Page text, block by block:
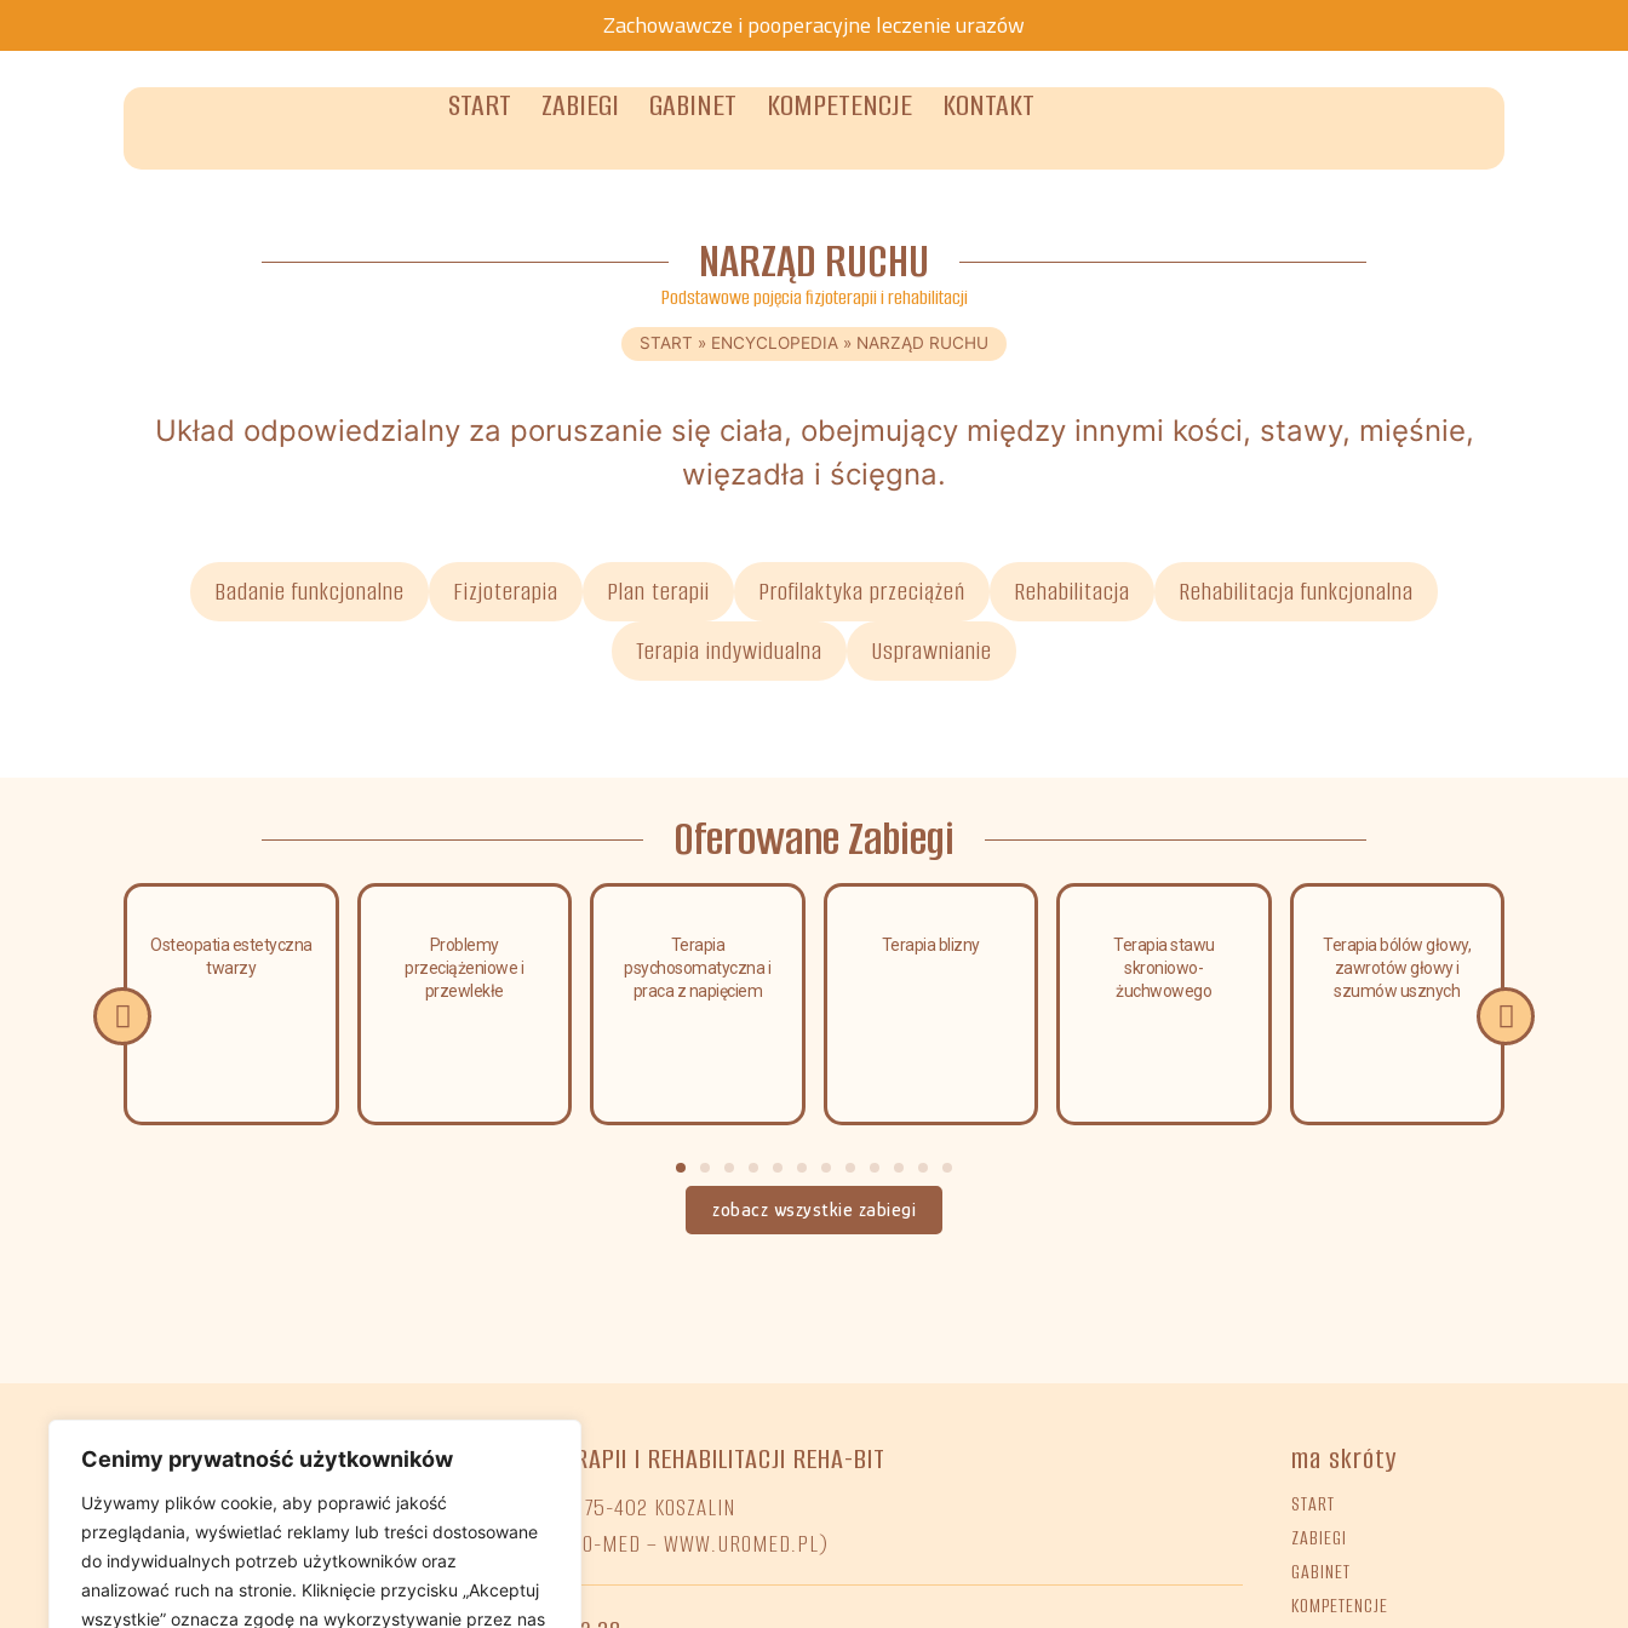
Cenimy prywatność użytkowników
Używamy plików cookie, aby poprawić jakość
przeglądania, wyświetlać reklamy lub treści dostosowane
do indywidualnych potrzeb użytkowników oraz
analizować ruch na stronie. Kliknięcie przycisku „Akceptuj
wszystkie” oznacza zgodę na wykorzystywanie przez nas
Zachowawcze i pooperacyjne leczenie urazów
START
ZABIEGI GABINET KOMPETENCJE KONTAKT
NARZĄD RUCHU
Podstawowe pojęcia fizjoterapii i rehabilitacji
START » ENCYCLOPEDIA » NARZĄD RUCHU
Układ odpowiedzialny za poruszanie się ciała, obejmujący między innymi kości, stawy, mięśnie,
więzadła i ścięgna.
Badanie funkcjonalne Fizjoterapia Plan terapii Profilaktyka przeciążeń Rehabilitacja
Rehabilitacja funkcjonalna
Terapia indywidualna
Usprawnianie
Oferowane Zabiegi
Osteopatia estetyczna
twarzy
Problemy
przeciążeniowe i
przewlekłe
Terapia
psychosomatyczna i
praca z napięciem
Terapia blizny
Terapia stawu
skroniowo-
żuchwowego
Terapia bólów głowy,
zawrotów głowy i
szumów usznych
zobacz wszystkie zabiegi
GABINET FIZJOTERAPII I REHABILITACJI REHA-BIT
UL GLOWACKIEGO 7, 75-402 KOSZALIN
(W PRZYCHODNI URO-MED – WWW.UROMED.PL)
ma skróty
START
ZABIEGI
GABINET
KOMPETENCJE